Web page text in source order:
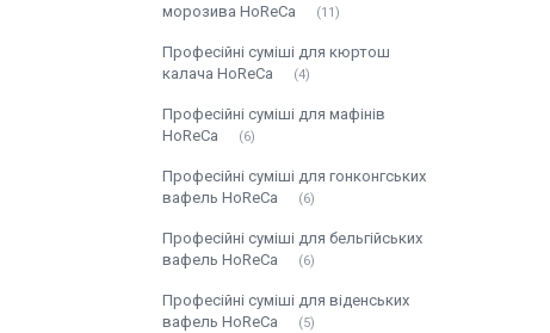
морозива HoReCa
11
Професійні суміші для кюртош
калача HoReCa
4
Професійні суміші для мафінів
HoReCa
6
Професійні суміші для гонконгських
вафель HoReCa
6
Професійні суміші для бельгійських
вафель HoReCa
6
Професійні суміші для віденських
вафель HoReCa
5